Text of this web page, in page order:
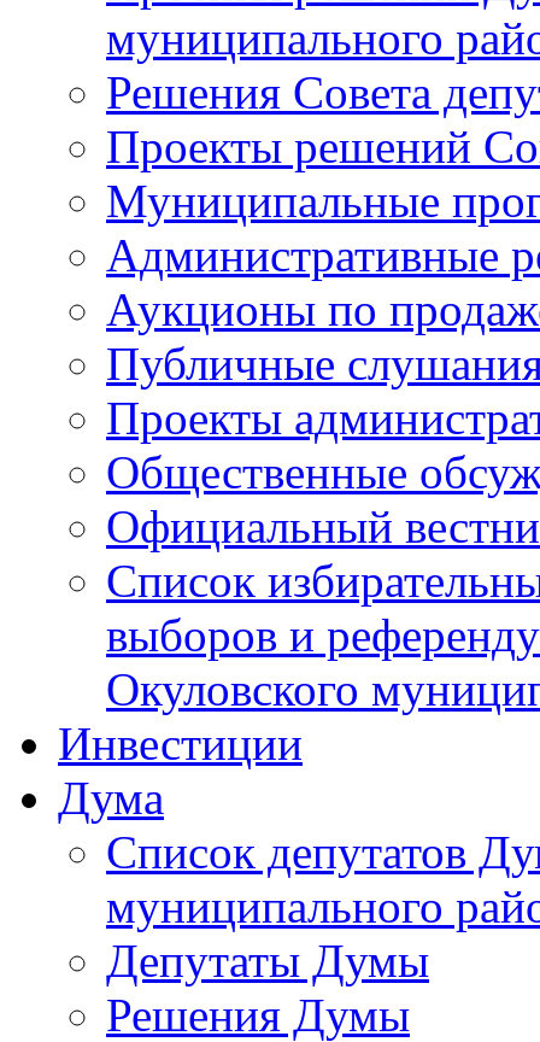
муниципального
Решения Совета
Проекты решений
Муниципальные
Административные
Аукционы по
Публичные
Проекты
Общественные
Официальный
Список
выборов и
Окуловского
Инвестиции
Дума
Список депутатов
муниципального
Депутаты Думы
Решения Думы